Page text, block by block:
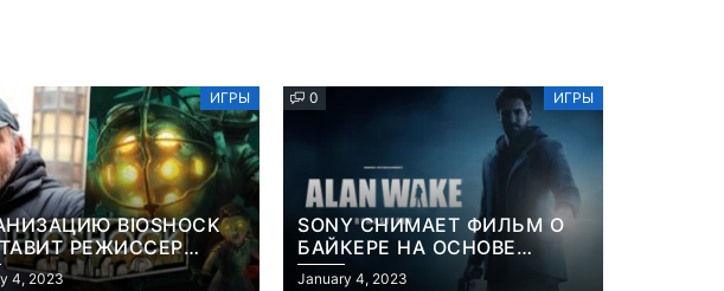
ИГРЫ
BIOSHOCK
РЕЖИССЕР
И
4, 2023
0 ИГРЫ
SONY СНИМАЕТ ФИЛЬМ О
БАЙКЕРЕ НА ОСНОВЕ
ИЗВЕСТНОЙ ВИДЕОИГРЫ
January 4, 2023